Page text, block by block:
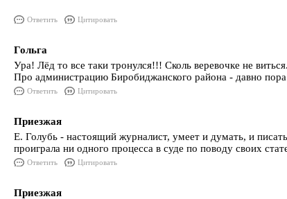
Ответить Цитировать
Гольга
Ура! Лёд то все таки тронулся!!! Сколь веревочке не
Про администрацию Биробиджанского района - давно
Ответить Цитировать
Приезжая
Е. Голубь - настоящий журналист, умеет и думать, и
проиграла ни одного процесса в суде по поводу своих
Ответить Цитировать
Приезжая